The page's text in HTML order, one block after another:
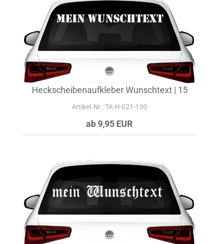
Heckscheibenaufkleber Wunschtext | 15
Artikel‑Nr.: TA-H-021-130
ab 9,95 EUR